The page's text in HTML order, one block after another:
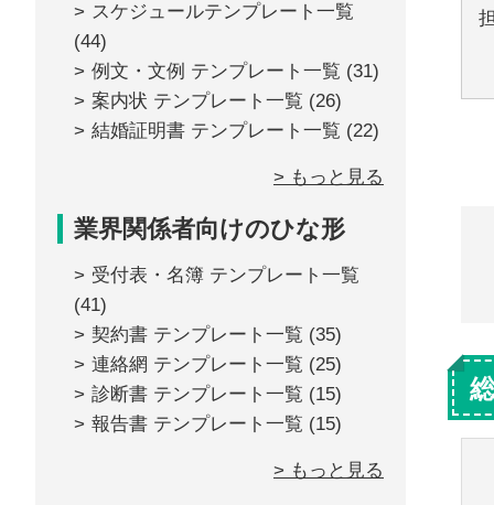
スケジュールテンプレート一覧
(44)
例文・文例 テンプレート一覧 (31)
案内状 テンプレート一覧 (26)
結婚証明書 テンプレート一覧 (22)
> もっと見る
業界関係者向けのひな形
受付表・名簿 テンプレート一覧
(41)
契約書 テンプレート一覧 (35)
連絡網 テンプレート一覧 (25)
診断書 テンプレート一覧 (15)
報告書 テンプレート一覧 (15)
> もっと見る